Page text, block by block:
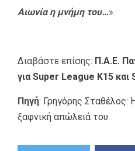
Αιωνία η μνήμη του…».
Διαβάστε επίσης: Π.Α.Ε.
για Super League K15
Πηγή: Γρηγόρης Σταθέλος:
ξαφνική απώλειά του